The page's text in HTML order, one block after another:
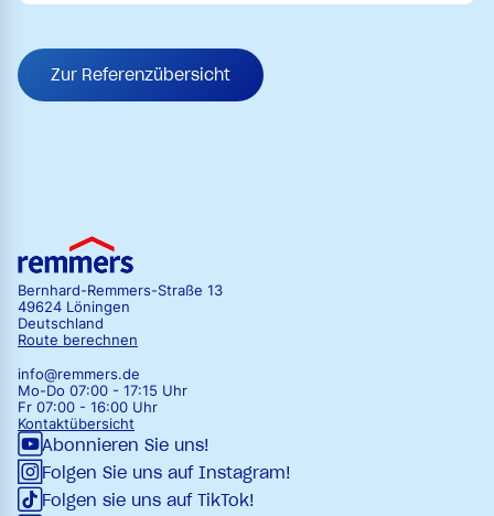
Zur Referenzübersicht
Bernhard-Remmers-Straße 13
49624 Löningen
Deutschland
Route berechnen
info@remmers.de
Mo-Do 07:00 - 17:15 Uhr
Fr 07:00 - 16:00 Uhr
Kontaktübersicht
Abonnieren Sie uns!
Folgen Sie uns auf Instagram!
Folgen sie uns auf TikTok!